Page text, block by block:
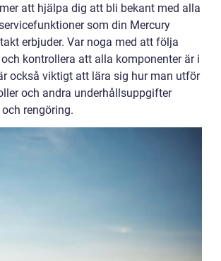
att hjälpa dig att bli bekant med alla
som din Mercury
erbjuder. Var noga med att följa
kontrollera att alla komponenter är i
också viktigt att lära sig hur man utför
och andra underhållsuppgifter
rengöring.